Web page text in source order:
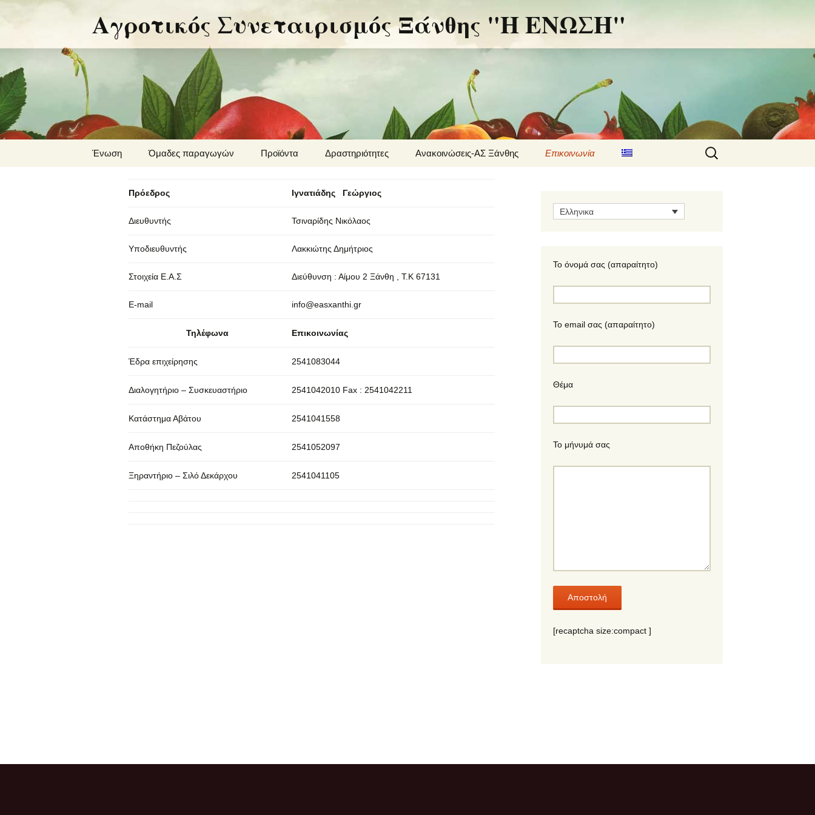
Αγροτικός Συνεταιρισμός Ξάνθης "Η ΕΝΩΣΗ"
Ένωση Όμαδες παραγωγών Προϊόντα Δραστηριότητες Ανακοινώσεις-ΑΣ Ξάνθης
Agronews
Επικοινωνία
Αναζήτηση
για:
Πρόεδρος Ιγνατιάδης Γεώργιος
Διευθυντής Τσιναρίδης Νικόλαος
Υποδιευθυντής Λακκιώτης Δημήτριος
Στοιχεία Ε.Α.Σ Διεύθυνση : Αίμου 2 Ξάνθη , Τ.Κ 67131
E-mail info@easxanthi.gr
Τηλέφωνα Επικοινωνίας
Έδρα επιχείρησης 2541083044
Διαλογητήριο – Συσκευαστήριο 2541042010 Fax : 2541042211
Κατάστημα Αβάτου 2541041558
Αποθήκη Πεζούλας 2541052097
Ξηραντήριο – Σιλό Δεκάρχου 2541041105
Ελληνικα
Το όνομά σας (απαραίτητο)
Το email σας (απαραίτητο)
Θέμα
Το μήνυμά σας
[recaptcha size:compact ]